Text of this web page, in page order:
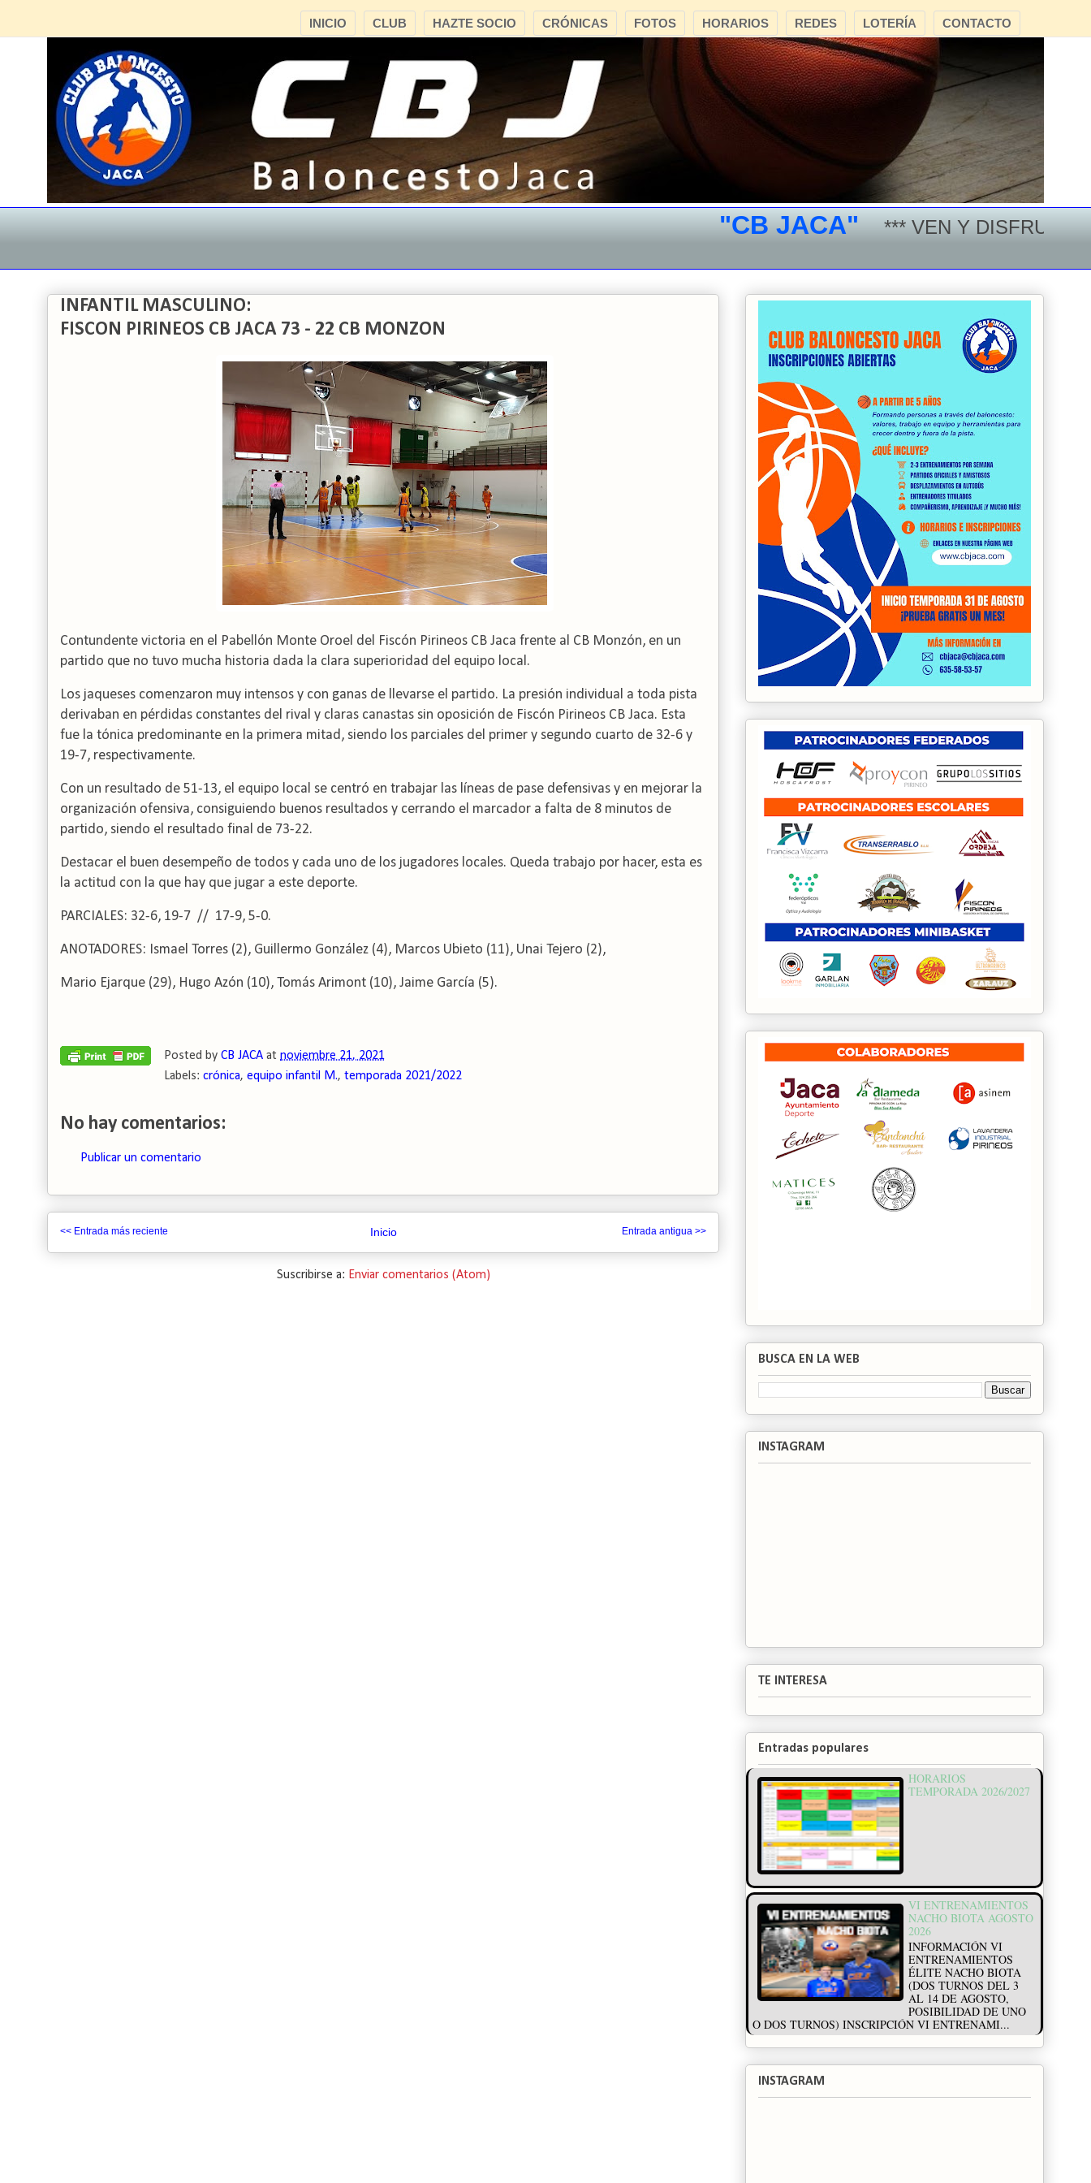
CONTACTO
LOTERÍA
REDES
HORARIOS
FOTOS
CRÓNICAS
HAZTE SOCIO
CLUB
INICIO
"CB JACA" *** VEN Y DISFRUTA DEL
INFANTIL MASCULINO:
FISCON PIRINEOS CB JACA 73 - 22 CB MONZON
Contundente victoria en el Pabellón Monte Oroel del Fiscón Pirineos CB Jaca frente al CB Monzón, en un
partido que no tuvo mucha historia dada la clara superioridad del equipo local.
Los jaqueses comenzaron muy intensos y con ganas de llevarse el partido. La presión individual a toda pista
derivaban en pérdidas constantes del rival y claras canastas sin oposición de Fiscón Pirineos CB Jaca. Esta
fue la tónica predominante en la primera mitad, siendo los parciales del primer y segundo cuarto de 32-6 y
19-7, respectivamente.
Con un resultado de 51-13, el equipo local se centró en trabajar las líneas de pase defensivas y en mejorar la
organización ofensiva, consiguiendo buenos resultados y cerrando el marcador a falta de 8 minutos de
partido, siendo el resultado final de 73-22.
Destacar el buen desempeño de todos y cada uno de los jugadores locales. Queda trabajo por hacer, esta es
la actitud con la que hay que jugar a este deporte.
PARCIALES: 32-6, 19-7 // 17-9, 5-0.
ANOTADORES: Ismael Torres (2), Guillermo González (4), Marcos Ubieto (11), Unai Tejero (2),
Mario Ejarque (29), Hugo Azón (10), Tomás Arimont (10), Jaime García (5).
Posted by CB JACA at noviembre 21, 2021
Labels: crónica, equipo infantil M., temporada 2021/2022
No hay comentarios:
Publicar un comentario
<< Entrada más reciente Entrada antigua >>
Inicio
Suscribirse a: Enviar comentarios (Atom)
BUSCA EN LA WEB
INSTAGRAM
TE INTERESA
Entradas populares
HORARIOS
TEMPORADA 2026/2027
VI ENTRENAMIENTOS
NACHO BIOTA AGOSTO
2026
INFORMACIÓN VI
ENTRENAMIENTOS
ÉLITE NACHO BIOTA
(DOS TURNOS DEL 3
AL 14 DE AGOSTO,
POSIBILIDAD DE UNO
O DOS TURNOS) INSCRIPCIÓN VI ENTRENAMI...
INSTAGRAM